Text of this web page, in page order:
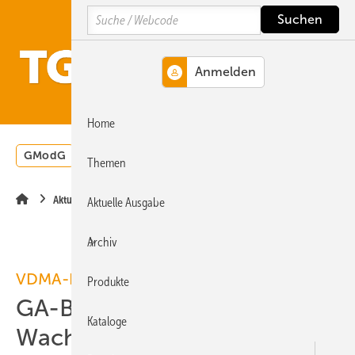
Hauptinhalt
Hauptmenü
SiteSearch
GModG Wärmepumpe
Aktuelle Meldung
VDMA-Fachverband AMG
GA-Branche erwartet 2011
Wachstum
Search
Home
Themen
Aktuelle Ausgabe
Archiv
Produkte
Kataloge